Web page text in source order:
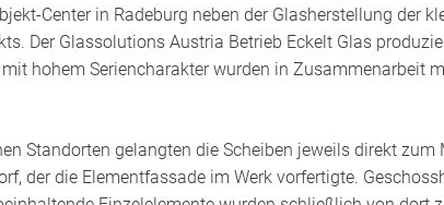
Center in Radeburg neben der Glasherstellung der
Der Glassolutions Austria Betrieb Eckelt Glas
hohem Seriencharakter wurden in Zusammenarbeit
Standorten gelangten die Scheiben jeweils direkt
der die Elementfassade im Werk vorfertigte.